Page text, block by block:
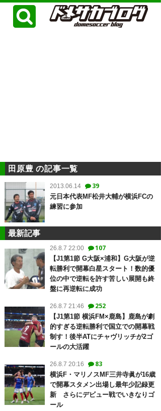
田原豊 の記事一覧
2013.06.14 39
元日本代表MF松井大輔が横浜FCの
練習に参加
最新記事
26.8.7 22:00 107
【J1第1節 G大阪×浦和】G大阪が逆
転勝利で開幕白星スタート！数的優
位の中で逆転を許す苦しい展開も終
盤に再逆転に成功
26.8.7 21:46 252
【J1第1節 横浜FM×鹿島】鹿島が劇
的すぎる逆転勝利で国立での開幕戦
制す！後半ATにチャヴリッチが2ゴ
ールの大活躍
26.8.7 20:16 83
横浜F・マリノスMF三井寺眞が16歳
で開幕スタメン出場し最年少記録更
新 さらにデビュー戦でいきなりゴ
ール